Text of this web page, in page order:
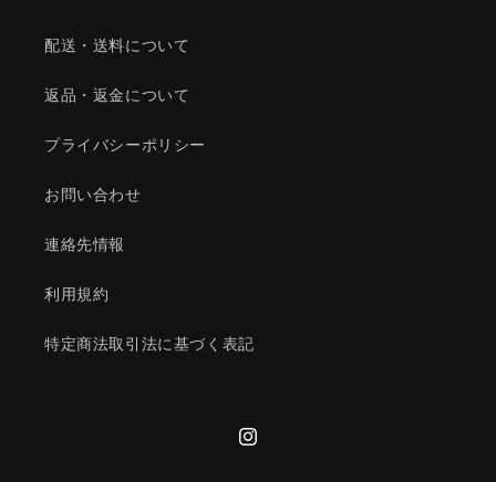
配送・送料について
返品・返金について
プライバシーポリシー
お問い合わせ
連絡先情報
利用規約
特定商法取引法に基づく表記
Instagram